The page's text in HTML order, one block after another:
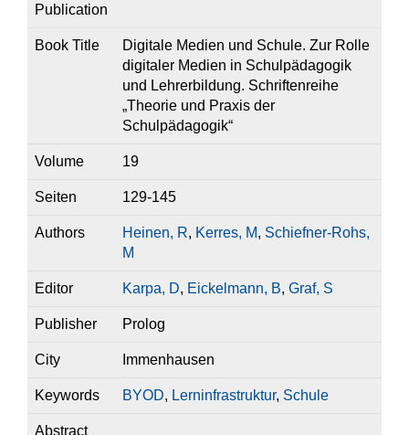
Publication
Book Title
Digitale Medien und Schule. Zur Rolle
digitaler Medien in Schulpädagogik
und Lehrerbildung. Schriftenreihe
„Theorie und Praxis der
Schulpädagogik“
Volume 19
Seiten 129-145
Authors Heinen, R, Kerres, M, Schiefner-Rohs,
M
Editor Karpa, D, Eickelmann, B, Graf, S
Publisher Prolog
City Immenhausen
Keywords BYOD, Lerninfrastruktur, Schule
Abstract